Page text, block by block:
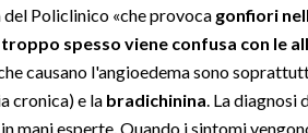
Policlinico «che provoca gonfiori
troppo spesso viene confusa con le
causano l'angioedema sono
cronica) e la bradichinina. La diagnosi
mani esperte. Quando i sintomi